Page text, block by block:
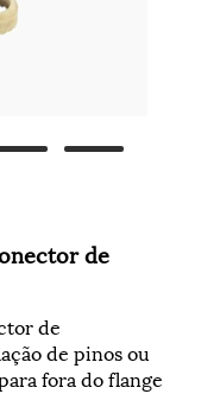
de
de
de pinos ou
fora do flange